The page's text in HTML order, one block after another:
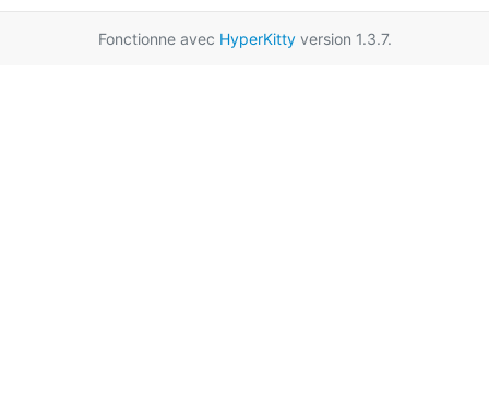
Fonctionne avec HyperKittyversion 1.3.7.